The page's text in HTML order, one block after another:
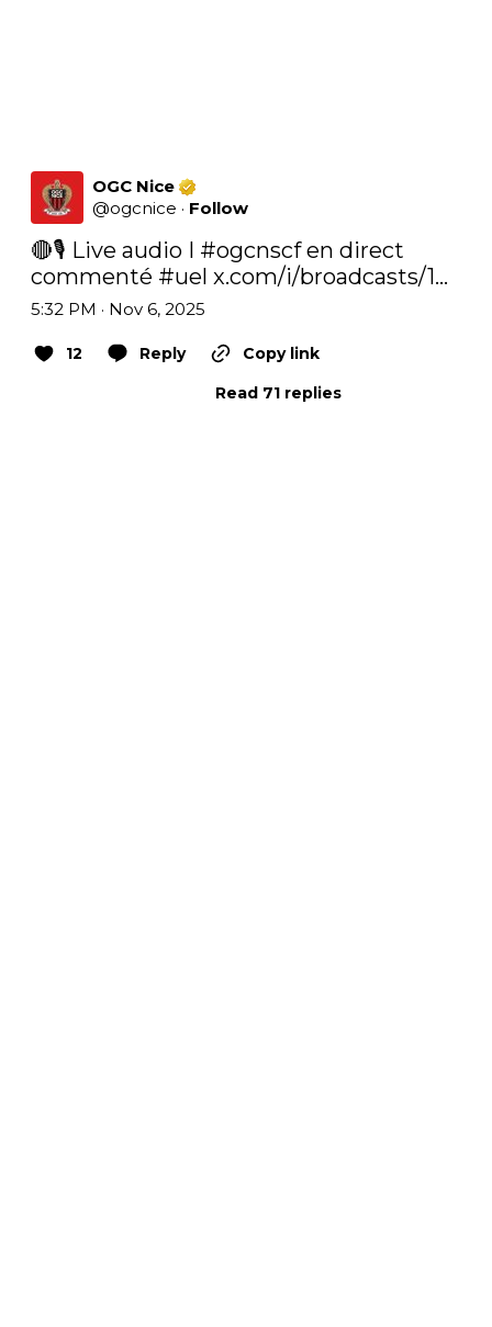
OGC Nice
@ogcnice · Follow
🔴🎙️ Live audio I #ogcnscf en direct
commenté #uel x.com/i/broadcasts/1…
5:32 PM · Nov 6, 2025
12 Reply
Copy link
Read 71 replies